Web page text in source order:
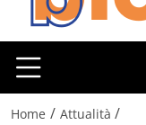
Home / Attualità /